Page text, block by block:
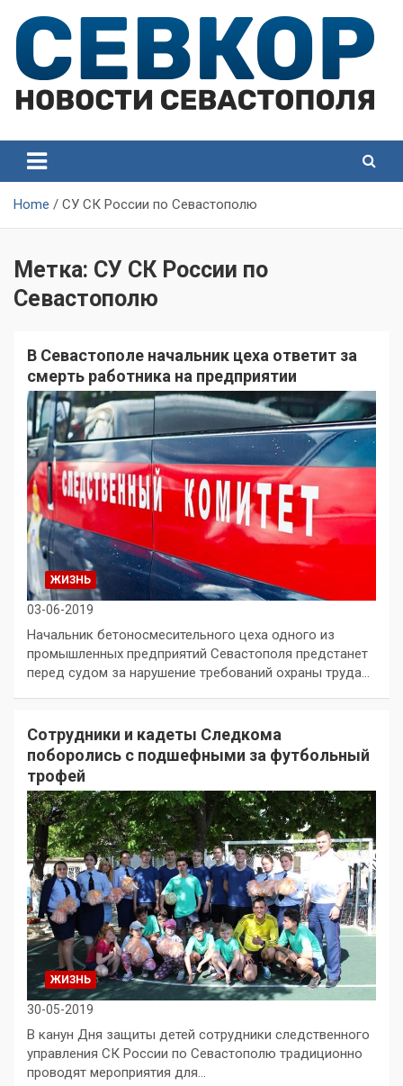
content
Севастополя
Севастополя
Home СУ СК России по Севастополю
Метка: СУ СК России по
Севастополю
В Севастополе начальник цеха ответит за
смерть работника на предприятии
ЖИЗНЬ
03-06-2019
Начальник бетоносмесительного цеха одного из
промышленных предприятий Севастополя предстанет
перед судом за нарушение требований охраны труда…
Сотрудники и кадеты Следкома
поборолись с подшефными за футбольный
трофей
ЖИЗНЬ
30-05-2019
В канун Дня защиты детей сотрудники следственного
управления СК России по Севастополю традиционно
проводят мероприятия для…